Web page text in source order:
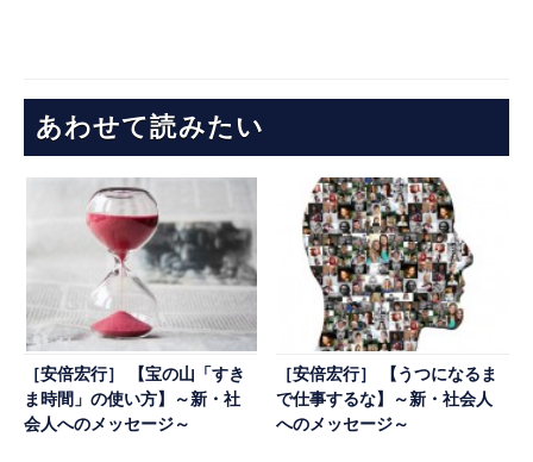
あわせて読みたい
［安倍宏行］ 【宝の山「すき
ま時間」の使い方】～新・社
会人へのメッセージ～
［安倍宏行］ 【うつになるま
で仕事するな】～新・社会人
へのメッセージ～